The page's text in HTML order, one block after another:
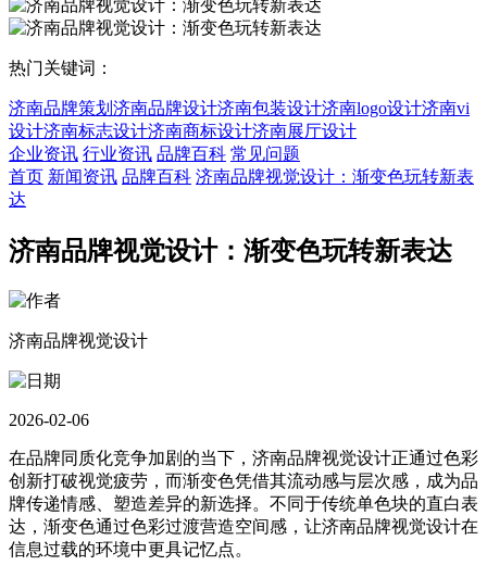
热门关键词：
济南品牌策划 济南品牌设计济南包装设计济南logo设计济南vi
设计济南标志设计济南商标设计济南展厅设计
企业资讯 行业资讯 品牌百科 常见问题
首页 新闻资讯 品牌百科 济南品牌视觉设计：渐变色玩转新表
达
济南品牌视觉设计：渐变色玩转新表达
济南品牌视觉设计
2026-02-06
在品牌同质化竞争加剧的当下，济南品牌视觉设计正通过色彩
创新打破视觉疲劳，而渐变色凭借其流动感与层次感，成为品
牌传递情感、塑造差异的新选择。不同于传统单色块的直白表
达，渐变色通过色彩过渡营造空间感，让济南品牌视觉设计在
信息过载的环境中更具记忆点。